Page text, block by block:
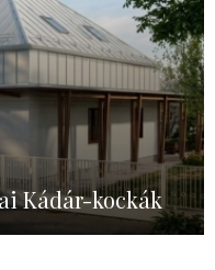
Kádár-kockák